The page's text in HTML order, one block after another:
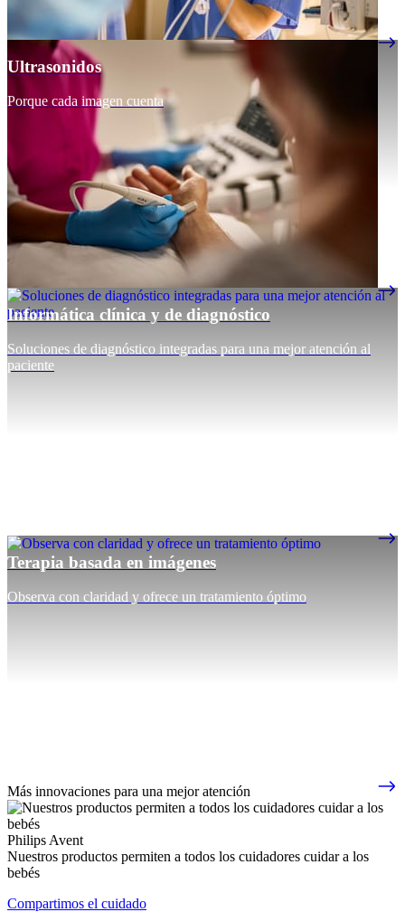
Ultrasonidos
Porque cada imagen cuenta
Informática clínica y de diagnóstico
Soluciones de diagnóstico integradas para una mejor atención al
paciente
Terapia basada en imágenes
Observa con claridad y ofrece un tratamiento óptimo
Más innovaciones para una mejor atención
Philips Avent
Nuestros productos permiten a todos los cuidadores cuidar a los
bebés
Compartimos el cuidado